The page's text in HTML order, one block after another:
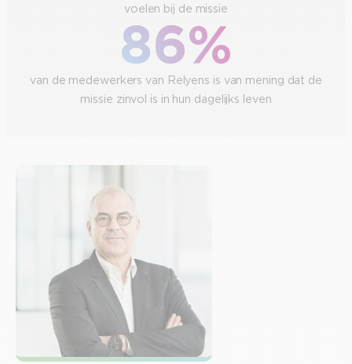
voelen bij de missie
86%
van de medewerkers van Relyens is van mening dat de
missie zinvol is in hun dagelijks leven